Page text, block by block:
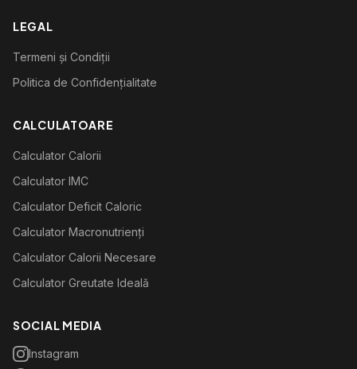
LEGAL
Termeni și Condiții
Politica de Confidențialitate
CALCULATOARE
Calculator Calorii
Calculator IMC
Calculator Deficit Caloric
Calculator Macronutrienți
Calculator Calorii Necesare
Calculator Greutate Ideală
SOCIAL MEDIA
Instagram